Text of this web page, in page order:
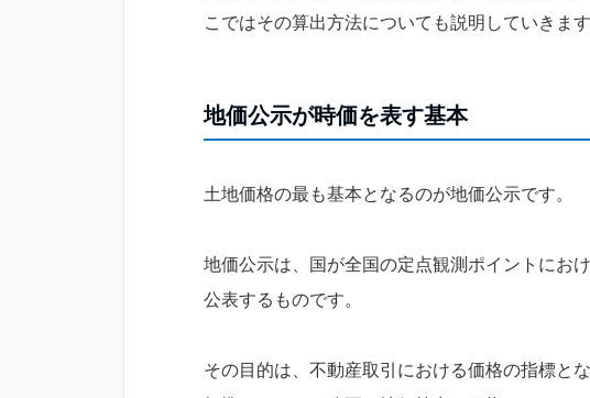
こではその算出方法についても説明していきます
地価公示が時価を表す基本
土地価格の最も基本となるのが地価公示です。
地価公示は、国が全国の定点観測ポイントにお
公表するものです。
その目的は、不動産取引における価格の指標と